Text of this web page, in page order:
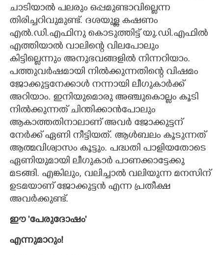
ചാടിയാൽ പലരും ഒപ്പമുണ്ടാവില്ലെന്ന
തിരിച്ചറിവുമുണ്ട്. ദശയുള്ള കഷണം
എൽ.ഡി.എഫിനു കൊടുത്തിട്ട് യു.ഡി.എഫിൽ
എത്തിയാൽ വാലിന്റെ വിലപോലും
കിട്ടില്ലെന്നും അനുഭവങ്ങളിൽ നിന്നറിയാം.
പത്തുവർഷമായി നിൽക്കുന്നതിന്റെ വിഷമം
ജോക്കുട്ടനേക്കാൾ നന്നായി ലീഗുകാർക്ക്
അറിയാം. ഇനിയുമൊരു അഞ്ചുകൊല്ലം കൂടി
നിൽക്കുന്നത് ചിന്തിക്കാൻപോലും
ആകാത്തതിനാലാണ് അവർ ജോക്കുട്ടന്
നേർക്ക് ഏണി നീട്ടിയത്. ആൾബലം കൂടുന്നത്
ആത്മവിശ്വാസം കൂട്ടും. പദ്ധതി പാളിയതോടെ
ഏണിയുമായി ലീഗുകാർ പാണക്കാട്ടേക്കു
മടങ്ങി. എങ്കിലും, വലിച്ചാൽ വലിയുന്ന മനസിന്
ഉടമയാണ് ജോക്കുട്ടൻ എന്ന പ്രതീക്ഷ
അവർക്കുണ്ട്.
ഈ 'പേരുദോഷം"
എന്നുമാറും!